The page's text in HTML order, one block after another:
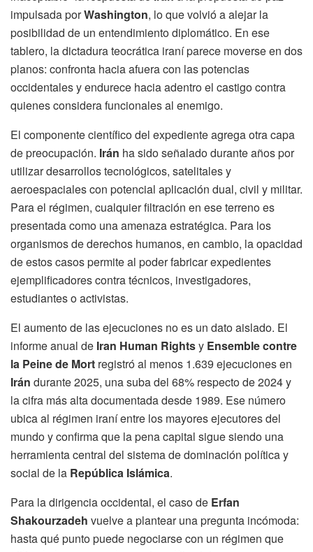
impulsada porWashington, lo que volvió a alejar la
posibilidad de un entendimiento diplomático. En ese
tablero, la dictadura teocrática iraní parece moverse en dos
planos: confronta hacia afuera con las potencias
occidentales y endurece hacia adentro el castigo contra
quienes considera funcionales al enemigo.
El componente científico del expediente agrega otra capa
de preocupación. Irán ha sido señalado durante años por
utilizar desarrollos tecnológicos, satelitales y
aeroespaciales con potencial aplicación dual, civil y militar.
Para el régimen, cualquier filtración en ese terreno es
presentada como una amenaza estratégica. Para los
organismos de derechos humanos, en cambio, la opacidad
de estos casos permite al poder fabricar expedientes
ejemplificadores contra técnicos, investigadores,
estudiantes o activistas.
El aumento de las ejecuciones no es un dato aislado. El
informe anual de Iran Human Rightsy Ensemble contre
la Peine de Mort registró al menos 1.639 ejecuciones en
Irán durante 2025, una suba del 68% respecto de 2024 y
la cifra más alta documentada desde 1989. Ese número
ubica al régimen iraní entre los mayores ejecutores del
mundo y confirma que la pena capital sigue siendo una
herramienta central del sistema de dominación política y
social de la República Islámica.
Para la dirigencia occidental, el caso de Erfan
Shakourzadeh vuelve a plantear una pregunta incómoda:
hasta qué punto puede negociarse con un régimen que